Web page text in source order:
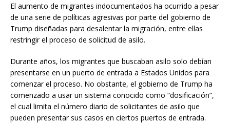
El aumento de migrantes indocumentados ha ocurrido a pesar
de una serie de políticas agresivas por parte del gobierno de
Trump diseñadas para desalentar la migración, entre ellas
restringir el proceso de solicitud de asilo.
Durante años, los migrantes que buscaban asilo solo debían
presentarse en un puerto de entrada a Estados Unidos para
comenzar el proceso. No obstante, el gobierno de Trump ha
comenzado a usar un sistema conocido como “dosificación”,
el cual limita el número diario de solicitantes de asilo que
pueden presentar sus casos en ciertos puertos de entrada.